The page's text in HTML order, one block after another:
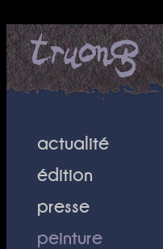
actualité
édition
presse
peinture